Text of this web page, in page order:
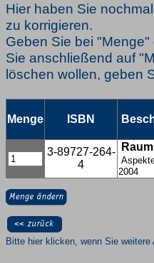
Hier haben Sie
zu korrigieren.
Geben Sie bei
Sie anschließend auf
löschen wollen, geben
Menge ISBN
3-89727-264-
4
2004
Bitte hier klicken, wenn Sie